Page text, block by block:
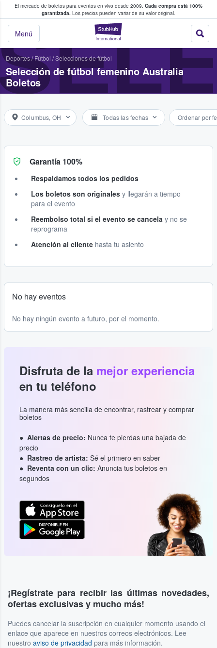
El mercado de boletos para eventos en vivo desde 2009. Cada compra está 100%
garantizada. Los precios pueden variar de su valor original.
StubHub: donde
Menú
fans compran y venden boletos
Deportes/Fútbol /Selecciones de fútbol
Selección de fútbol femenino Australia
Boletos
Columbus, OH Todas las fechas Ordenar por
Garantía 100%
Respaldamos todos los pedidos
Los boletos son originales y llegarán a tiempo
para el evento
Reembolso total si el evento se cancela y no se
reprograma
Atención al cliente hasta tu asiento
No hay eventos
No hay ningún evento a futuro, por el momento.
Disfruta de la mejor experiencia
en tu teléfono
La manera más sencilla de encontrar, rastrear y comprar
boletos
Alertas de precio: Nunca te pierdas una bajada de
precio
Rastreo de artista: Sé el primero en saber
Reventa con un clic: Anuncia tus boletos en
segundos
¡Regístrate para recibir las últimas novedades,
ofertas exclusivas y mucho más!
Puedes cancelar la suscripción en cualquier momento usando el
enlace que aparece en nuestros correos electrónicos. Lee
nuestro aviso de privacidad para más información.